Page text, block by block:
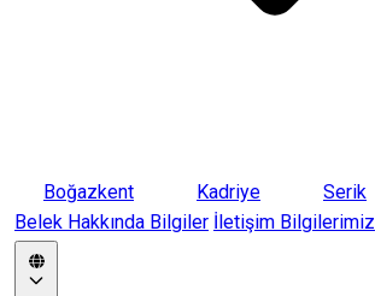
Boğazkent Kadriye
Serik
Belek Hakkında Bilgiler İletişim Bilgilerimiz